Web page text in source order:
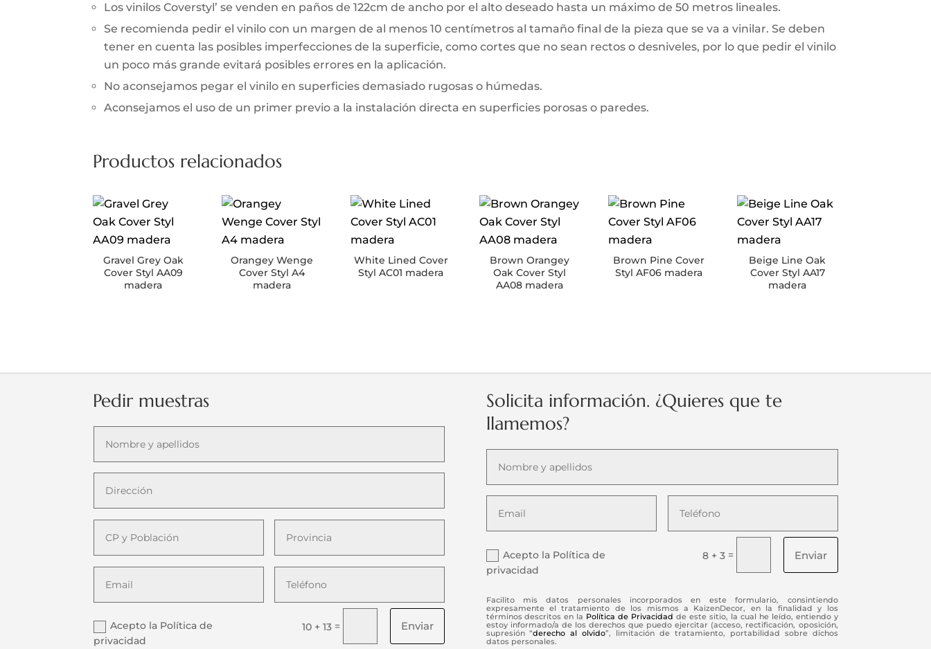
Los vinilos Coverstyl’ se venden en paños de 122cm de ancho por el alto deseado hasta un máximo de 50 metros lineales.
Se recomienda pedir el vinilo con un margen de al menos 10 centímetros al tamaño final de la pieza que se va a vinilar. Se deben
tener en cuenta las posibles imperfecciones de la superficie, como cortes que no sean rectos o desniveles, por lo que pedir el vinilo
un poco más grande evitará posibles errores en la aplicación.
No aconsejamos pegar el vinilo en superficies demasiado rugosas o húmedas.
Aconsejamos el uso de un primer previo a la instalación directa en superficies porosas o paredes.
Productos relacionados
Gravel Grey Oak
Cover Styl AA09
madera
Orangey Wenge
Cover Styl A4
madera
White Lined Cover
Styl AC01 madera
Brown Orangey
Oak Cover Styl
AA08 madera
Brown Pine Cover
Styl AF06 madera
Beige Line Oak
Cover Styl AA17
madera
Pedir muestras
Acepto la Política de
privacidad
10 + 13 = Enviar
Solicita información. ¿Quieres que te
llamemos?
Acepto la Política de
privacidad
8 + 3= Enviar
Facilito mis datos personales incorporados en este formulario, consintiendo
expresamente el tratamiento de los mismos a KaizenDecor, en la finalidad y los
términos descritos en la Política de Privacidad de este sitio, la cual he leído, entiendo y
estoy informado/a de los derechos que puedo ejercitar (acceso, rectificación, oposición,
supresión “derecho al olvido”, limitación de tratamiento, portabilidad sobre dichos
datos personales.